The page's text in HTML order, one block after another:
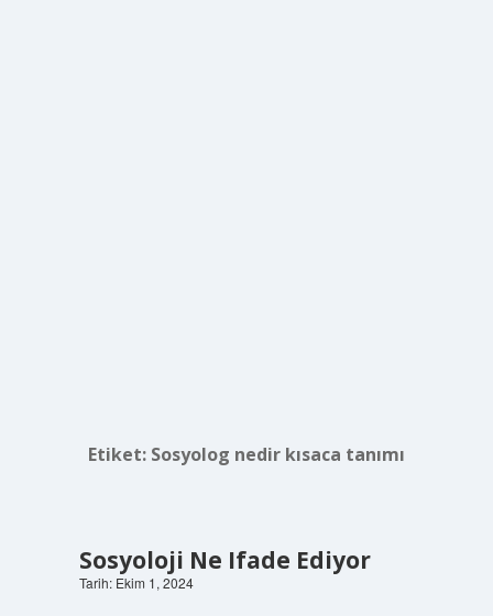
Etiket: Sosyolog nedir kısaca tanımı
Sosyoloji Ne Ifade Ediyor
Tarih: Ekim 1, 2024